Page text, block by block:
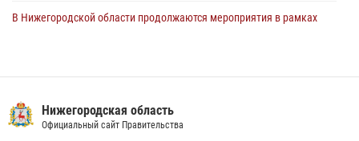
В Нижегородской области продолжаются мероприятия в рамках
Суперкубка России в Нижнем Новгороде
20 июля 2026, 13:55 2
Нижегородская область
Официальный сайт Правительства